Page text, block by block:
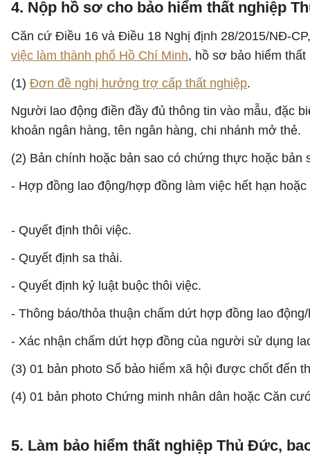
4. Nộp hồ sơ cho bảo hiểm thất nghiệp
Căn cứ Điều 16 và Điều 18 Nghị định 28/2015/NĐ-
việc làm thành phố Hồ Chí Minh, hồ sơ bảo hiểm
(1) Đơn đề nghị hưởng trợ cấp thất nghiệp.
Người lao động điền đầy đủ thông tin vào mẫu, đặc
khoản ngân hàng, tên ngân hàng, chi nhánh mở thẻ.
(2) Bản chính hoặc bản sao có chứng thực hoặc
- Hợp đồng lao động/hợp đồng làm việc hết hạn
- Quyết định thôi việc.
- Quyết định sa thải.
- Quyết định kỷ luật buộc thôi việc.
- Thông báo/thỏa thuận chấm dứt hợp đồng lao
- Xác nhận chấm dứt hợp đồng của người sử dụng
(3) 01 bản photo Sổ bảo hiểm xã hội được chốt đến
(4) 01 bản photo Chứng minh nhân dân hoặc Căn
5. Làm bảo hiểm thất nghiệp Thủ Đức,